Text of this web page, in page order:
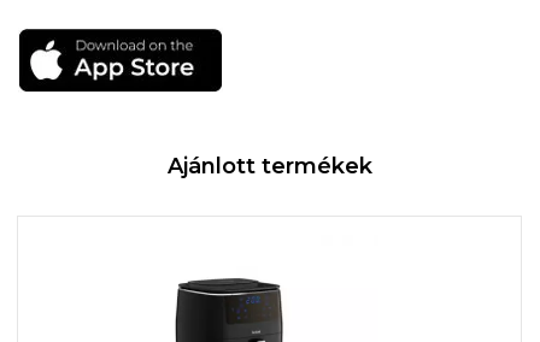
Ajánlott termékek